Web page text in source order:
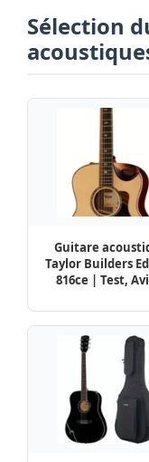
Sélection
Guitare
Taylor Builders
816ce | Test,